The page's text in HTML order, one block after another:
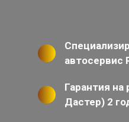
автосервис
Гарантия
Дастер) 2